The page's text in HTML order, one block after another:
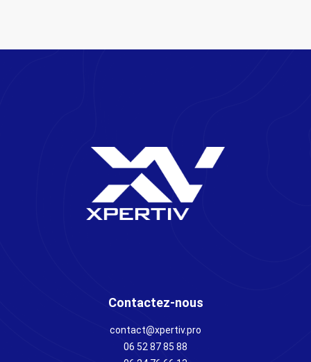
Contactez-nous
contact@xpertiv.pro
06 52 87 85 88